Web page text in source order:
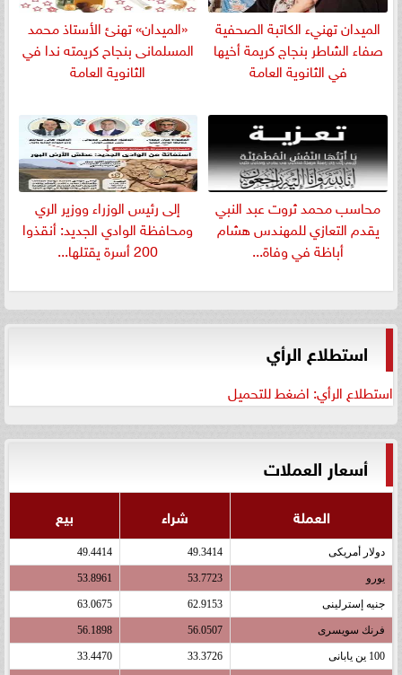
الميدان تهنيء الكاتبة الصحفية
صفاء الشاطر بنجاج كريمة أخيها
في الثانوية العامة
«الميدان» تهنئ الأستاذ محمد
المسلمانى بنجاح كريمته ندا في
الثانوية العامة
​محاسب محمد ثروت عبد النبي
يقدم التعازي للمهندس هشام
أباظة في وفاة...
إلى رئيس الوزراء ووزير الري
ومحافظة الوادي الجديد: أنقذوا
200 أسرة يقتلها...
استطلاع الرأي
استطلاع الرأي: اضغط للتحميل
أسعار العملات
العملة شراء بيع
دولار أمريكى 49.3414
49.4414
يورو 53.7723
53.8961
جنيه إسترلينى 62.9153
63.0675
فرنك سويسرى 56.0507
56.1898
100 ين يابانى 33.3726
33.4470